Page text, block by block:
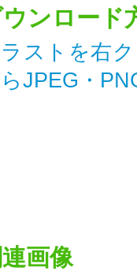
ンロード
ストを右
JPEG・
画像